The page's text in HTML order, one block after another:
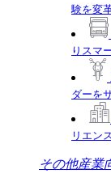
験を変
りスマ
ダーを
リエン
その他産業